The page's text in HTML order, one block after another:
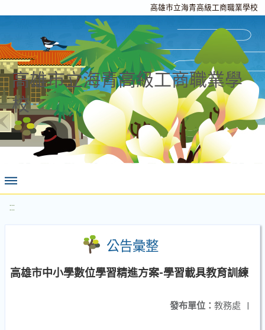
高雄市立海青高級工商職業學校
高雄市立海青高級工商職業學
校
:::
公告彙整
高雄市中小學數位學習精進方案-學習載具教育訓練
發布單位： 教務處 |